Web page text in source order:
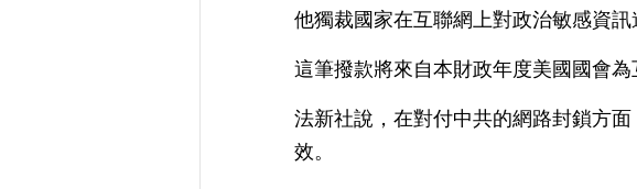
他獨裁國家在互聯網上對政治敏感資訊
這筆撥款將來自本財政年度美國國會為
法新社說，在對付中共的網路封鎖方
效。